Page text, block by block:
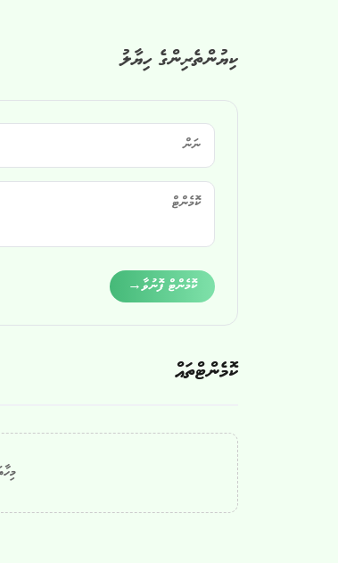
ކިޔުންތެރިންގެ ހިޔާލު
ކޮމެންޓް ފޮނުވާ→
ކޮމެންޓްތައް